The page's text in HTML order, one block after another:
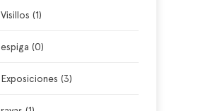
Visillos (1)
espiga (0)
Exposiciones (3)